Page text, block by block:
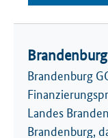
Brandenburg
Landes
Brandenburg,